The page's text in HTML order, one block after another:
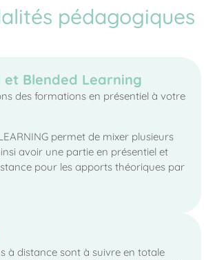
pédagogiques
et Blended Learning
des formations en présentiel à votre
permet de mixer plusieurs
avoir une partie en présentiel et
pour les apports théoriques par
à distance sont à suivre en totale